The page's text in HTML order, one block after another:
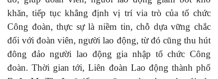
khăn, tiếp tục khẳng định vị trí via trò của tổ chức
Công đoàn, thực sự là niềm tin, chỗ dựa vững chắc
đối với đoàn viên, người lao động, từ đó cũng thu hút
đông đảo người lao động gia nhập tổ chức Công
đoàn. Thời gian tới, Liên đoàn Lao động thành phố